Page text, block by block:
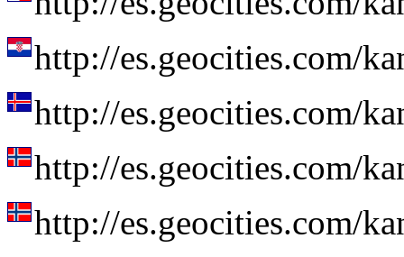
http://es.geocities.com/
http://es.geocities.com/
http://es.geocities.com/
http://es.geocities.com/